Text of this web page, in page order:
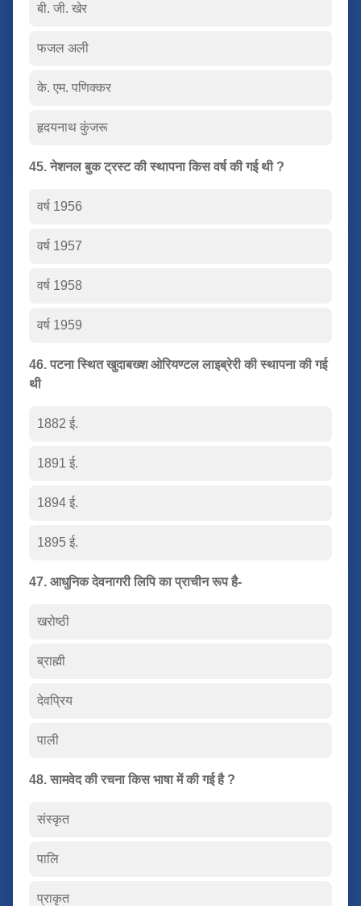
बी. जी. खेर
फजल अली
के. एम. पणिक्कर
हृदयनाथ कुंजरू
45. नेशनल बुक ट्रस्ट की स्थापना किस वर्ष की गई थी ?
वर्ष 1956
वर्ष 1957
वर्ष 1958
वर्ष 1959
46. पटना स्थित खुदाबख्श ओरियण्टल लाइब्रेरी की स्थापना की गई
थी
1882 ई.
1891 ई.
1894 ई.
1895 ई.
47. आधुनिक देवनागरी लिपि का प्राचीन रूप है-
खरोष्ठी
ब्राह्मी
देवप्रिय
पाली
48. सामवेद की रचना किस भाषा में की गई है ?
संस्कृत
पालि
प्राकृत